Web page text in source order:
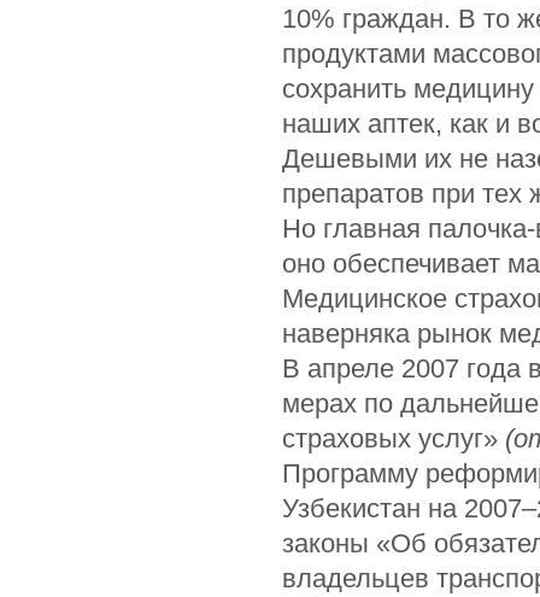
10% граждан. В то
продуктами
сохранить
наших аптек, как и
Дешевыми их не
препаратов при тех
Но главная
оно обеспечивает
Медицинское
наверняка рынок
В апреле 2007 года
мерах по
страховых услуг»
Программу
Узбекистан на
законы «Об
владельцев